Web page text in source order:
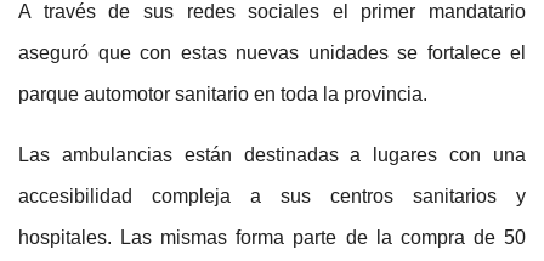
A través de sus redes sociales el primer mandatario
aseguró que con estas nuevas unidades se fortalece el
parque automotor sanitario en toda la provincia.
Las ambulancias están destinadas a lugares con una
accesibilidad compleja a sus centros sanitarios y
hospitales. Las mismas forma parte de la compra de 50